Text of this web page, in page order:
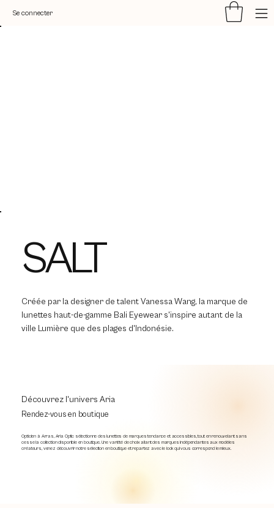
Se connecter
SALT
Créée par la designer de talent Vanessa Wang, la marque de
lunettes haut-de-gamme Bali Eyewear s'inspire autant de la
ville Lumière que des plages d'Indonésie.
Rendez-vous en boutique
Découvrez l'univers Aria
Opticien à Arras, Aria Optic sélectionne des lunettes de marques tendance et accessibles, tout en renouvelant sans
cesse la collection disponible en boutique. Une variété de choix allant des marques indépendantes aux modèles
créateurs, venez découvrir notre sélection en boutique et repartez avec le look qui vous correspond le mieux.